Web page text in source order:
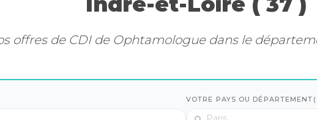
offres de CDI de Ophtamologue dans le
VOTRE PAYS OU